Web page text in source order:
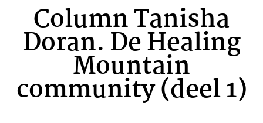
Column Tanisha
Doran. De Healing
Mountain
community (deel 1)